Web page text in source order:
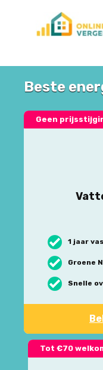
Beste
Geen
1 jaar
Groene
Snelle
Tot €70